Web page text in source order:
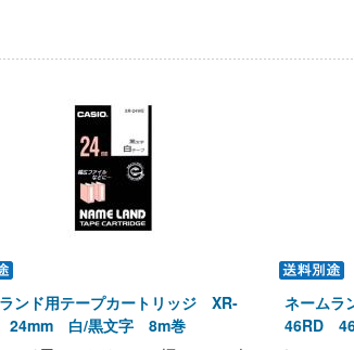
ンド用テープカートリッジ XR-
24mm 白/黒文字 8m巻
ネームラ
46RD